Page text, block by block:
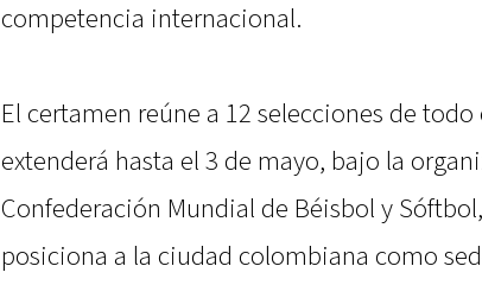
competencia internacional.
El certamen reúne a 12 selecciones de
extenderá hasta el 3 de mayo, bajo la
Confederación Mundial de Béisbol y
posiciona a la ciudad colombiana como